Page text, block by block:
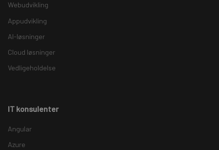
Webudvikling
Appudvikling
AI-løsninger
Cloud løsninger
Vedligeholdelse
IT konsulenter
Angular
Azure